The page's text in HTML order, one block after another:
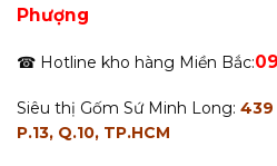
Phượng
☎ Hotline kho hàng Miền Bắc:
Siêu thị Gốm Sứ Minh Long: 439
P.13, Q.10, TP.HCM